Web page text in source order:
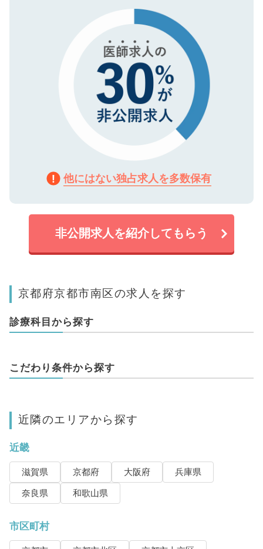
で、機密保持に関してもご安心ください。
他にはない独占求人を多数保有
非公開求人を紹介してもらう
京都府京都市南区の求人を探す
診療科目から探す
こだわり条件から探す
近隣のエリアから探す
近畿
滋賀県 京都府 大阪府
兵庫県
奈良県
和歌山県
市区町村